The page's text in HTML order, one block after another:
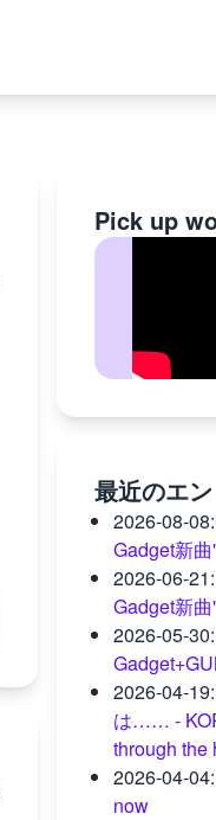
Pick up
最近のエ
2026-08-08
Gadget新
2026-06-21:
Gadget新
2026-05-30:
2026-04-19
は…… -
through the
2026-04-04:
now